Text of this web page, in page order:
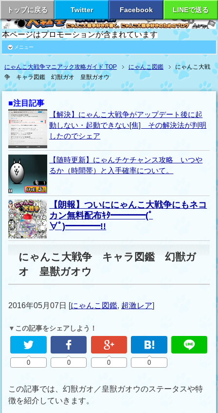
トップに戻る Twitter Facebook LINEで送る
本ページはプロモーションが含まれています
メニュー
にゃんこ大戦争マニアック攻略ガイド TOP にゃんこ図鑑
にゃんこ大戦
争 キャラ図鑑 幻獣ガオ 皇獣ガオウ
■注目記事
【解決】にゃんこ大戦争がアップデート後に起
動しない・起動できない[焦] その解決法が判明
したのでシェア
【随時更新】にゃんチケチャンス攻略 いつや
るか（時間帯）と入手確率について。
【朗報】ついににゃんこ大戦争にもネコ
カン無料配布ｷﾀ━━━━(ﾟ
∀ﾟ)━━━━!!
にゃんこ大戦争 キャラ図鑑 幻獣ガ
オ 皇獣ガオウ
2016年05月07日 [にゃんこ図鑑, 超激レア]
▼この記事をシェアしよう！
0 0 0 0
この記事では、幻獣ガオ／皇獣ガオウのステータスや特
徴を紹介していきます。